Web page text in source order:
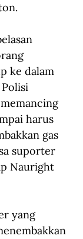
ke dalam
harus
gas
suporter
Nauright
yang